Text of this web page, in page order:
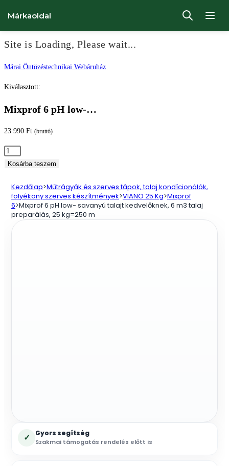
Site is Loading, Please wait...
Ugrás
Márai Öntözéstechnikai Webáruház
Márkaoldal
Kiválasztott:
Mixprof 6 pH low-…
23 990 Ft (bruttó)
Mixprof
low-
savanyú
talajt
Kosárba teszem
Kezdőlap>Műtrágyák és szerves tápok, talaj kondícionálók,
folyékony szerves készítmények>VIANO 25 Kg>Mixprof
6>Mixprof 6 pH low- savanyú talajt kedvelőknek, 6 m3 talaj
preparálás, 25 kg=250 m
✓ Gyors segítség
Szakmai támogatás rendelés előtt is